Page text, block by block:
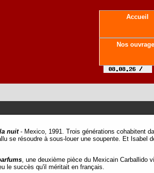
Accueil
Nos
nuit- Mexico, 1991. Trois générations cohabitent
se résoudre à sous-louer une soupente. Et Isabel
, une deuxième pièce du Mexicain Carballido
le succès qu'il méritait en français.